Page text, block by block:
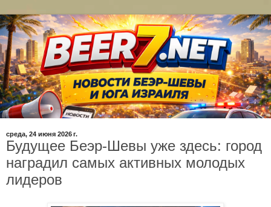
среда, 24 июня 2026 г.
Будущее Беэр-Шевы уже здесь: город
наградил самых активных молодых
лидеров